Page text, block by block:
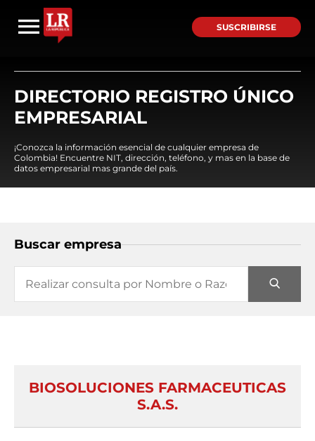
SUSCRIBIRSE
DIRECTORIO REGISTRO ÚNICO
EMPRESARIAL
¡Conozca la información esencial de cualquier empresa de
Colombia! Encuentre NIT, dirección, teléfono, y mas en la base de
datos empresarial mas grande del país.
Buscar empresa
BIOSOLUCIONES FARMACEUTICAS
S.A.S.